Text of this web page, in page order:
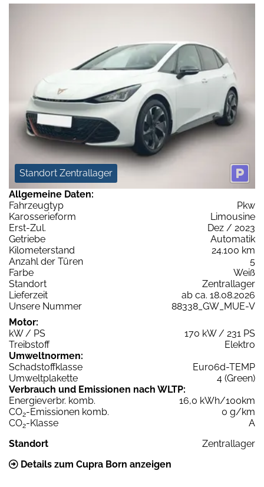
Standort Zentrallager
Allgemeine Daten:
Fahrzeugtyp
Pkw
Karosserieform
Limousine
Erst-Zul.
Dez / 2023
Getriebe
Automatik
Kilometerstand
24.100 km
Anzahl der Türen
5
Farbe
Weiß
Standort
Zentrallager
Lieferzeit
ab ca. 18.08.2026
Unsere Nummer
88338_GW_MUE-V
Motor:
kW / PS
170 kW / 231 PS
Treibstoff
Elektro
Umweltnormen:
Schadstoffklasse
Euro6d-TEMP
Umweltplakette
4 (Green)
Verbrauch und Emissionen nach WLTP:
Energieverbr. komb.
16,0 kWh/100km
CO2-Emissionen komb.
0 g/km
CO2-Klasse
A
Standort
Zentrallager
Details zum Cupra Born anzeigen